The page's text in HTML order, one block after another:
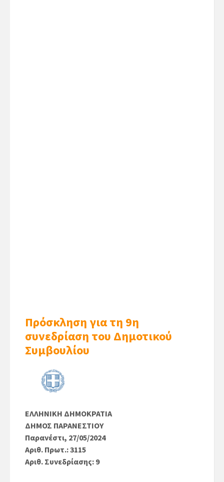
Πρόσκληση για τη 9η
συνεδρίαση του Δημοτικού
Συμβουλίου
ΕΛΛΗΝΙΚΗ ΔΗΜΟΚΡΑΤΙΑ
ΔΗΜΟΣ ΠΑΡΑΝΕΣΤΙΟΥ
Παρανέστι, 27/05/2024
Αριθ. Πρωτ.: 3115
Αριθ. Συνεδρίασης: 9